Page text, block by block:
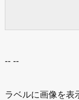
-- --
ラベルに画像を表